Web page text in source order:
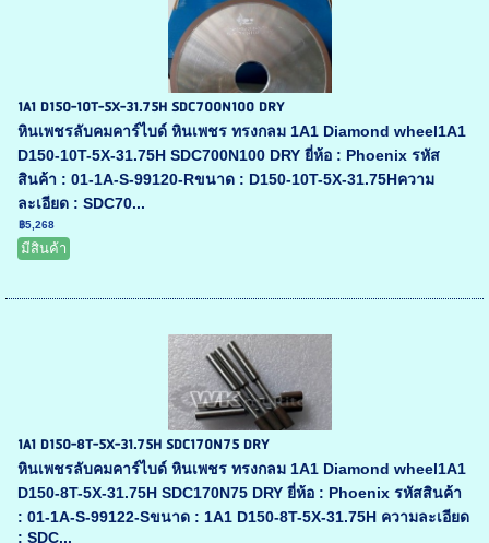
1A1 D150-10T-5X-31.75H SDC700N100 DRY
หินเพชรลับคมคาร์ไบด์ หินเพชร ทรงกลม 1A1 Diamond wheel1A1
D150-10T-5X-31.75H SDC700N100 DRY ยี่ห้อ : Phoenix รหัส
สินค้า : 01-1A-S-99120-Rขนาด : D150-10T-5X-31.75Hความ
ละเอียด : SDC70...
฿5,268
มีสินค้า
1A1 D150-8T-5X-31.75H SDC170N75 DRY
หินเพชรลับคมคาร์ไบด์ หินเพชร ทรงกลม 1A1 Diamond wheel1A1
D150-8T-5X-31.75H SDC170N75 DRY ยี่ห้อ : Phoenix รหัสสินค้า
: 01-1A-S-99122-Sขนาด : 1A1 D150-8T-5X-31.75H ความละเอียด
: SDC...